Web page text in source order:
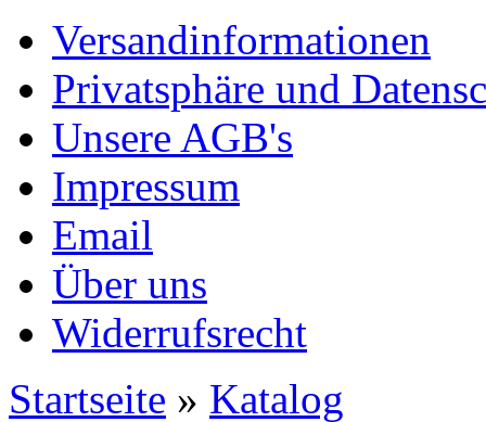
Versandinformationen
Privatsphäre und
Unsere AGB's
Impressum
Email
Über uns
Widerrufsrecht
Startseite » Katalog